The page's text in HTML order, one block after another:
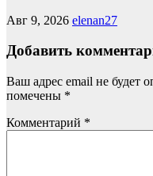
Авг 9, 2026 elenan27
Добавить
Ваш адрес email не будет
помечены *
Комментарий *